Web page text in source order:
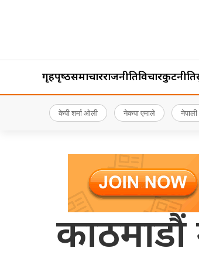
गृहपृष्‍ठसमाचारराजनीतिविचारकुटनीति
केपी शर्मा ओली नेकपा एमाले